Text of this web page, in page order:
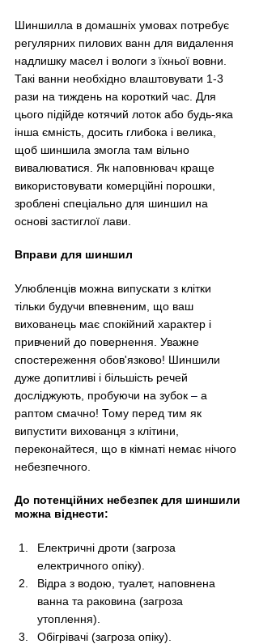
Шиншилла в домашніх умовах потребує
регулярних пилових ванн для видалення
надлишку масел і вологи з їхньої вовни.
Такі ванни необхідно влаштовувати 1-3
рази на тиждень на короткий час. Для
цього підійде котячий лоток або будь-яка
інша ємність, досить глибока і велика,
щоб шиншила змогла там вільно
вивалюватися. Як наповнювач краще
використовувати комерційні порошки,
зроблені спеціально для шиншил на
основі застиглої лави.
Вправи для шиншил
Улюбленців можна випускати з клітки
тільки будучи впевненим, що ваш
вихованець має спокійний характер і
привчений до повернення. Уважне
спостереження обов'язково! Шиншили
дуже допитливі і більшість речей
досліджують, пробуючи на зубок – а
раптом смачно! Тому перед тим як
випустити вихованця з клітини,
переконайтеся, що в кімнаті немає нічого
небезпечного.
До потенційних небезпек для шиншили
можна віднести:
Електричні дроти (загроза
електричного опіку).
Відра з водою, туалет, наповнена
ванна та раковина (загроза
утоплення).
Обігрівачі (загроза опіку).